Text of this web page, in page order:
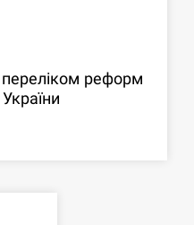
реформ